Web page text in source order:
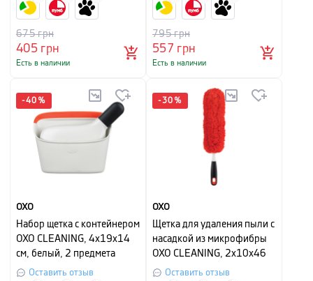
405грн
675грн
Есть в наличии
557 грн
795грн
Есть в наличии
-40 %
OXO
Набор щетка с контейнером
OXO CLEANING, 4х19х14
см, белый, 2 предмета
Оставить отзыв
-30 %
OXO
Щетка для удаления пыли с
насадкой из микрофибры
OXO CLEANING, 2х10х46
см, красный
Оставить отзыв